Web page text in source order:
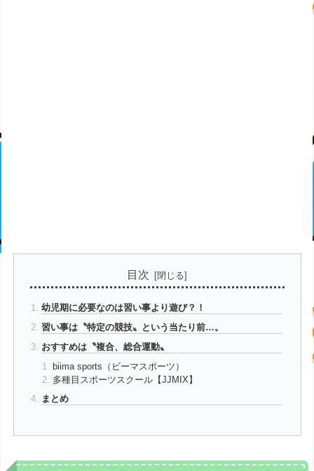
目次
幼児期に必要なのは習い事より遊び？！
習い事は〝特定の競技〟という当たり前…。
おすすめは〝複合、総合運動〟
biima sports（ビーマスポーツ）
多種目スポーツスクール【JJMIX】
まとめ